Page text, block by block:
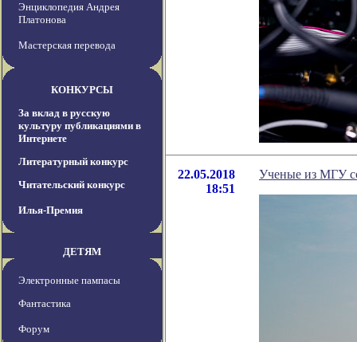
Энциклопедия Андрея
Платонова
Мастерская перевода
КОНКУРСЫ
За вклад в русскую
культуру публикациями в
Интернете
Литературный конкурс
Читательский конкурс
Илья-Премия
ДЕТЯМ
Электронные пампасы
Фантастика
Форум
22.05.2018
18:51
Ученые из МГУ